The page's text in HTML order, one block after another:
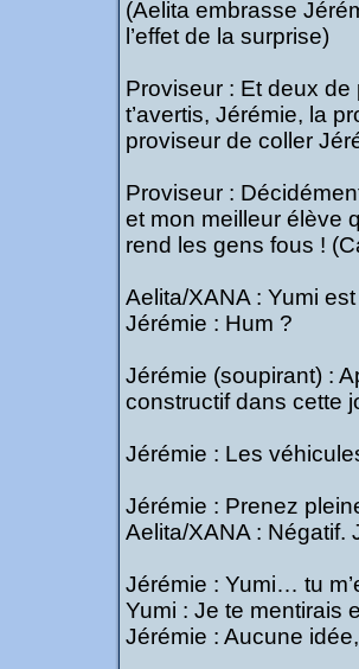
(Aelita embrasse
l’effet de la surprise)
Proviseur : Et deux
t’avertis, Jérémie, la
proviseur de coller
Proviseur :
et mon meilleur élève
rend les gens fous !
Aelita/XANA : Yumi
Jérémie : Hum ?
Jérémie (soupirant) :
constructif dans cette
Jérémie : Les
Jérémie : Prenez
Aelita/XANA : Négatif.
Jérémie : Yumi… tu
Yumi : Je te mentirais
Jérémie : Aucune